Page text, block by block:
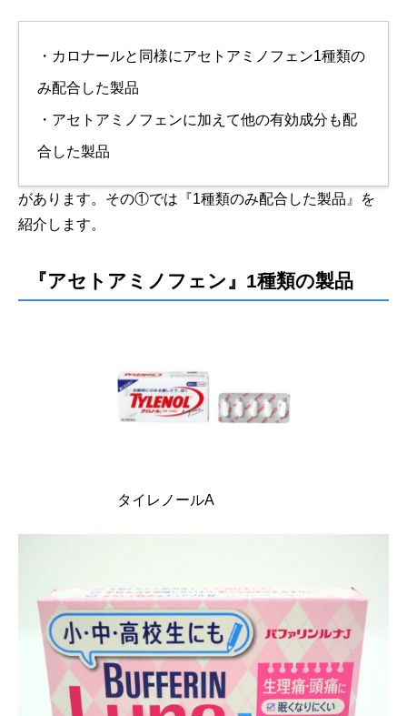
・カロナールと同様にアセトアミノフェン1種類の
み配合した製品
・アセトアミノフェンに加えて他の有効成分も配
合した製品
があります。その①では『1種類のみ配合した製品』を
紹介します。
『アセトアミノフェン』1種類の製品
タイレノールA